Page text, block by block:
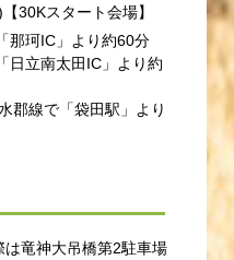
30Kスタート会場】
那珂IC」より約60分
日立南太田IC」より約
郡線で「袋田駅」より
竜神大吊橋第2駐車場